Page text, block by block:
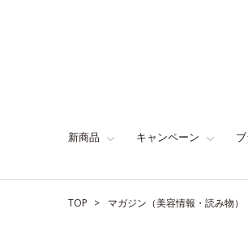
新商品 キャンペーン
TOP マガジン（美容情報・読み物）